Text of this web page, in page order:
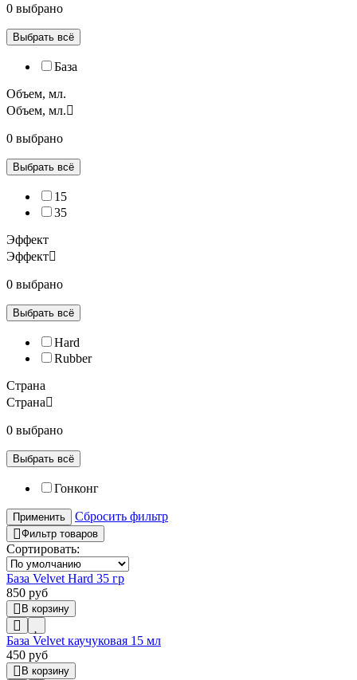
0 выбрано
Выбрать всё
База
Объем, мл.
Объем, мл.
0 выбрано
Выбрать всё
15
35
Эффект
Эффект
0 выбрано
Выбрать всё
Hard
Rubber
Страна
Страна
0 выбрано
Выбрать всё
Гонконг
Применить Сбросить фильтр
Фильтр товаров
Сортировать:
База Velvet Hard 35 гр
850 руб
В корзину
База Velvet каучуковая 15 мл
450 руб
В корзину